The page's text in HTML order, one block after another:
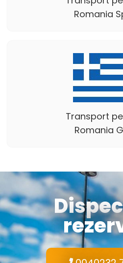
Romania
Transport
Romania